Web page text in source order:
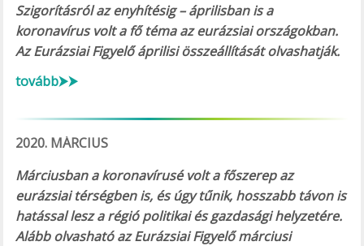
Szigorításról az enyhítésig – áprilisban is a
koronavírus volt a fő téma az eurázsiai országokban.
Az Eurázsiai Figyelő áprilisi összeállítását olvashatják.
tovább⮞⮞
2020. MÁRCIUS
Márciusban a koronavírusé volt a főszerep az
eurázsiai térségben is, és úgy tűnik, hosszabb távon is
hatással lesz a régió politikai és gazdasági helyzetére.
Alább olvasható az Eurázsiai Figyelő márciusi